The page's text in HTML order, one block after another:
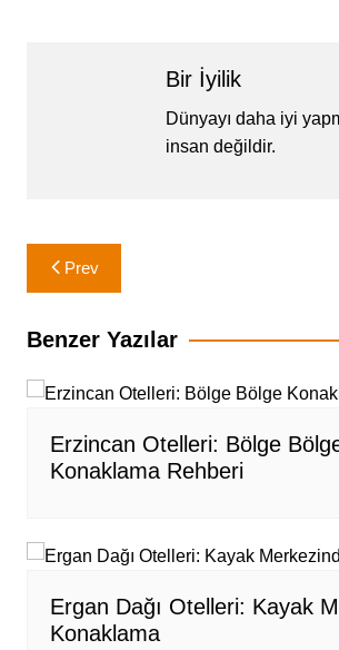
Bir İyilik
Dünyayı daha iyi
insan değildir.
Yazı
gezinmesi
Prev
Benzer Yazılar
Erzincan Otelleri: Bölge
Konaklama Rehberi
Ergan Dağı Otelleri: Kayak
Konaklama